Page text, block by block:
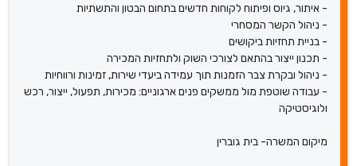
- איתור, גיוס ופיתוח לקוחות חדשים בתחום הבטון והתשתיות
- ניהול הקשר המסחרי
- בניית תחזיות ביקושים
- תכנון ייצור בהתאם לצורכי השוק ולתחזיות המכירה
- ניהול ובקרת צבר הזמנות תוך עמידה ביעדי שירות, זמינות ורווחיות
- עבודה שוטפת מול ממשקים פנים ארגוניים: מכירות, תפעול, ייצור, רכש
ולוגיסטיקה
מיקום המשרה- בית גוברין